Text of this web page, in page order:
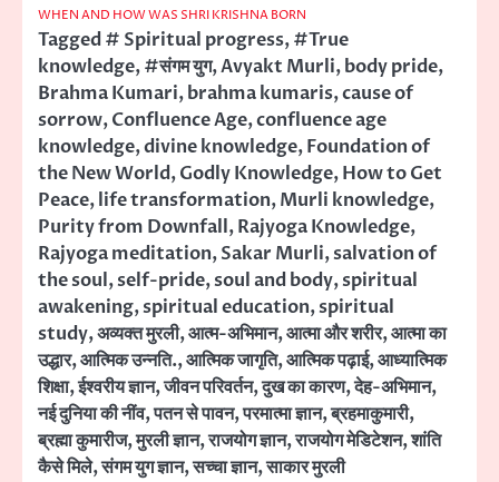
WHEN AND HOW WAS SHRI KRISHNA BORN
Tagged# Spiritual progress,#True
knowledge,#संगम युग,Avyakt Murli,body pride,
Brahma Kumari,brahma kumaris,cause of
sorrow,Confluence Age,confluence age
knowledge,divine knowledge,Foundation of
the New World,Godly Knowledge,How to Get
Peace,life transformation,Murli knowledge,
Purity from Downfall,Rajyoga Knowledge,
Rajyoga meditation,Sakar Murli,salvation of
the soul,self-pride,soul and body,spiritual
awakening,spiritual education,spiritual
study,अव्यक्त मुरली,आत्म-अभिमान,आत्मा और शरीर,आत्मा का
उद्धार,आत्मिक उन्नति.,आत्मिक जागृति,आत्मिक पढ़ाई,आध्यात्मिक
शिक्षा,ईश्वरीय ज्ञान,जीवन परिवर्तन,दुख का कारण,देह-अभिमान,
नई दुनिया की नींव,पतन से पावन,परमात्मा ज्ञान,ब्रहमाकुमारी,
ब्रह्मा कुमारीज,मुरली ज्ञान,राजयोग ज्ञान,राजयोग मेडिटेशन,शांति
कैसे मिले,संगम युग ज्ञान,सच्चा ज्ञान,साकार मुरली